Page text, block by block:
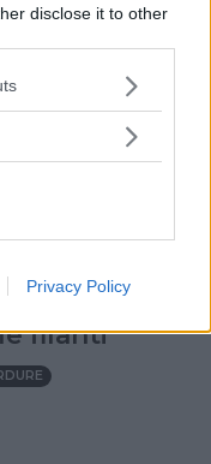
disclose it to other
or more Google
You may click to
in below Google
Privacy Policy
RISO• INVERNO
filanti